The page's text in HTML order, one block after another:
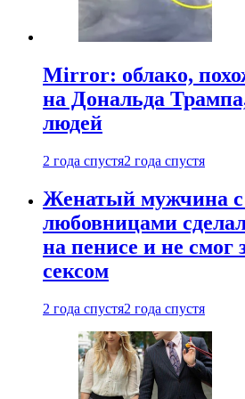
Mirror: облако,
на Дональда
людей
2 года спустя2 года спустя
Женатый мужчина
любовницами
на пенисе и не смог
сексом
2 года спустя2 года спустя